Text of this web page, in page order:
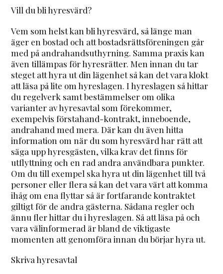
Vill du bli hyresvärd?
Vem som helst kan bli hyresvärd, så länge man
äger en bostad och att bostadsrättsföreningen går
med på andrahandsuthyrning. Samma praxis kan
även tillämpas för hyresrätter. Men innan du tar
steget att hyra ut din lägenhet så kan det vara klokt
att läsa på lite om hyreslagen. I hyreslagen så hittar
du regelverk samt bestämmelser om olika
varianter av hyresavtal som förekommer,
exempelvis förstahand-kontrakt, inneboende,
andrahand med mera. Där kan du även hitta
information om när du som hyresvärd har rätt att
säga upp hyresgästen, vilka krav det finns för
utflyttning och en rad andra användbara punkter.
Om du till exempel ska hyra ut din lägenhet till två
personer eller flera så kan det vara värt att komma
ihåg om ena flyttar så är fortfarande kontraktet
giltigt för de andra gästerna. Sådana regler och
ännu fler hittar du i hyreslagen. Så att läsa på och
vara välinformerad är bland de viktigaste
momenten att genomföra innan du börjar hyra ut.
Skriva hyresavtal